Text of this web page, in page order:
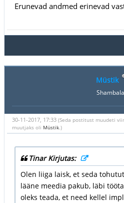
Erunevad andmed erinevad
Müstik
30-11-2017, 17:33 (Seda postitust muudeti
muutjaks oli Müstik.)
Tinar Kirjutas:
Olen liiga laisk, et seda
lääne meedia pakub, läbi
oleks teada, et need kellel